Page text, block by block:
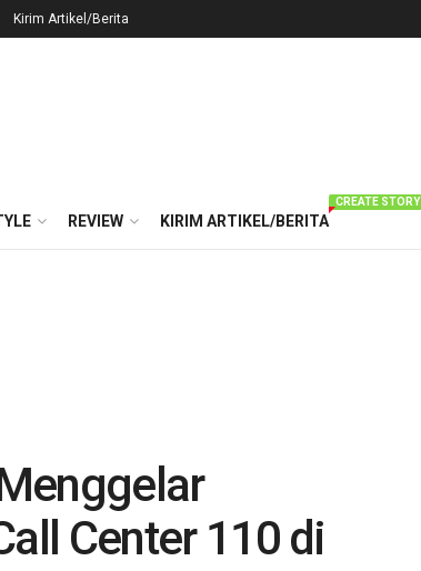
Kirim Artikel/Berita
REVIEW KIRIM ARTIKEL/BERITA
CREATE STORY
Center 110 di